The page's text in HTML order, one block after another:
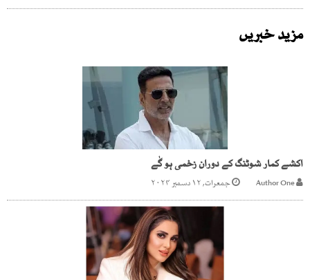
مزید خبریں
اکشے کمار شوٹنگ کے دوران زخمی ہو گٰے
جمعرات, ۱۲ دسمبر ۲۰۲۴